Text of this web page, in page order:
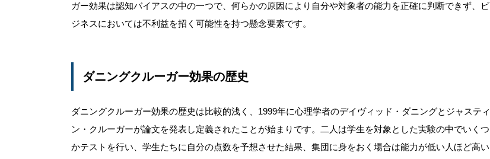
ガー効果は認知バイアスの中の一つで、何らかの原因により自分や対象者の能力を正確に判断できず、ビ
ジネスにおいては不利益を招く可能性を持つ懸念要素です。
ダニングクルーガー効果の歴史
ダニングクルーガー効果の歴史は比較的浅く、1999年に心理学者のデイヴィッド・ダニングとジャスティ
ン・クルーガーが論文を発表し定義されたことが始まりです。二人は学生を対象とした実験の中でいくつ
かテストを行い、学生たちに自分の点数を予想させた結果、集団に身をおく場合は能力が低い人ほど高い